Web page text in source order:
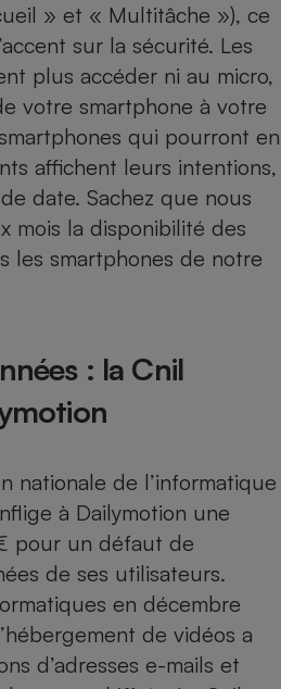
» et « Multitâche »), ce
sur la sécurité. Les
plus accéder ni au micro,
votre smartphone à votre
qui pourront en
affichent leurs intentions,
date. Sachez que nous
mois la disponibilité des
les smartphones de notre
: la Cnil
nationale de l’informatique
à Dailymotion une
pour un défaut de
de ses utilisateurs.
en décembre
de vidéos a
d’adresses e-mails et